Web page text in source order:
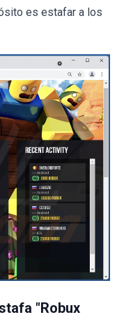
es estafar a los
"Robux